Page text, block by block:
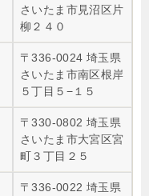
さいたま市見沼区片
柳２４０
〒336-0024 埼玉県
さいたま市南区根岸
５丁目５−１５
〒330-0802 埼玉県
さいたま市大宮区宮
町３丁目２５
〒336-0022 埼玉県